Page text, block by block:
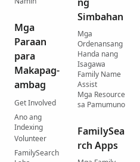
Mga
Paraan
para
Makapag-
ambag
Get Involved
Ano ang
Indexing
Volunteer
FamilySearch
Simbahan
Mga
Ordenansang
Handa nang
Isagawa
Family Name
Assist
Mga Resource
sa Pamumuno
FamilySea
rch Apps